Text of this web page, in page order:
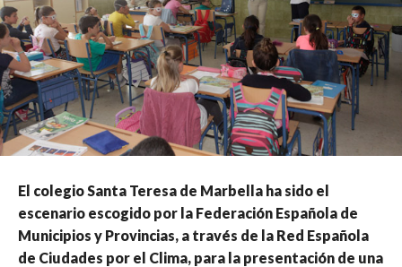
El colegio Santa Teresa de Marbella ha sido el
escenario escogido por la Federación Española de
Municipios y Provincias, a través de la Red Española
de Ciudades por el Clima, para la presentación de una